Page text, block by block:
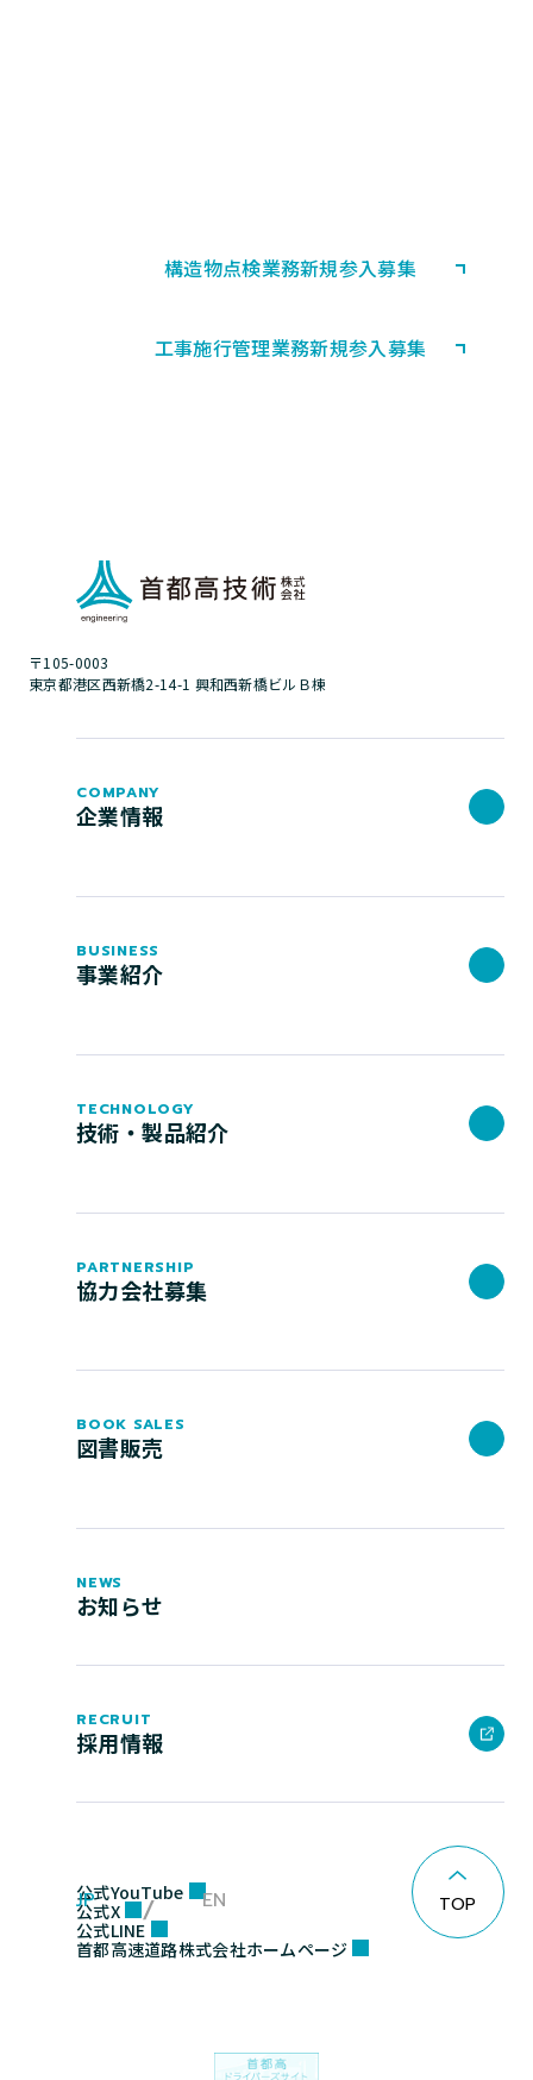
構造物点検業務新規参入募集
工事施行管理業務新規参入募集
〒105-0003
東京都港区西新橋2-14-1 興和西新橋ビルＢ棟
公式YouTube
公式X
公式LINE
首都高速道路株式会社ホームページ
JP EN
COMPANY
企業情報
BUSINESS
事業紹介
TECHNOLOGY
技術・製品紹介
PARTNERSHIP
協力会社募集
BOOK SALES
図書販売
NEWS
お知らせ
RECRUIT
採用情報
TOP